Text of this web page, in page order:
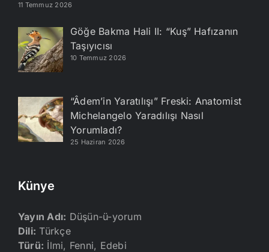
11 Temmuz 2026
Göğe Bakma Hali II: “Kuş” Hafızanın
Taşıyıcısı
10 Temmuz 2026
“Âdem’in Yaratılışı” Freski: Anatomist
Michelangelo Yaradılışı Nasıl
Yorumladı?
25 Haziran 2026
Künye
Yayın Adı: Düşün-ü-yorum
Dili: Türkçe
Türü: İlmi, Fenni, Edebi